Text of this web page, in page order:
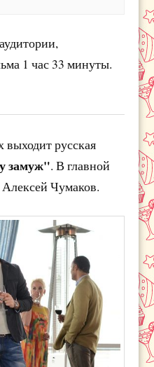
1 час 33 минуты.
выходит русская
замуж". В главной
Чумаков.